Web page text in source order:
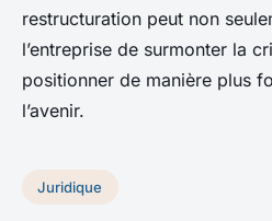
restructuration peut non
l’entreprise de surmonter la
positionner de manière plus
l’avenir.
Juridique